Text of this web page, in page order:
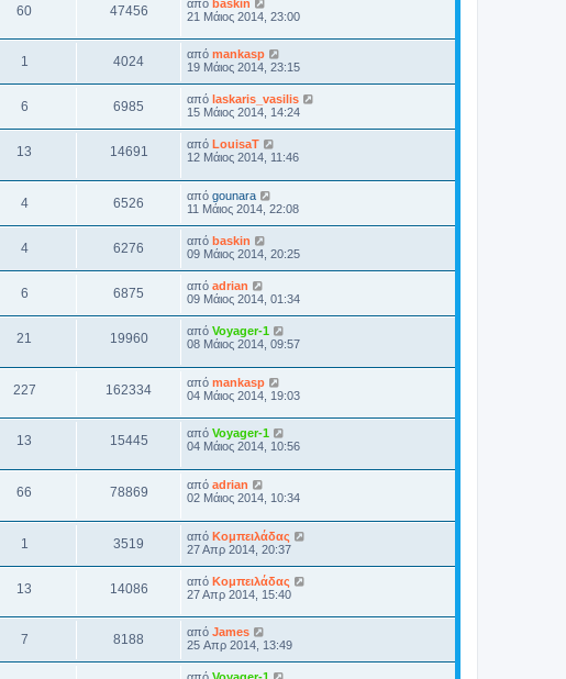
60 47456 από baskin
21 Μάιος 2014, 23:00
1 4024 από mankasp
19 Μάιος 2014, 23:15
6 6985 από laskaris_vasilis
15 Μάιος 2014, 14:24
13 14691 από LouisaT
12 Μάιος 2014, 11:46
4 6526 από gounara
11 Μάιος 2014, 22:08
4 6276 από baskin
09 Μάιος 2014, 20:25
6 6875 από adrian
09 Μάιος 2014, 01:34
21 19960 από Voyager-1
08 Μάιος 2014, 09:57
227 162334 από mankasp
04 Μάιος 2014, 19:03
13 15445 από Voyager-1
04 Μάιος 2014, 10:56
66 78869 από adrian
02 Μάιος 2014, 10:34
1 3519 από Κομπειλάδας
27 Απρ 2014, 20:37
13 14086 από Κομπειλάδας
27 Απρ 2014, 15:40
7 8188 από James
25 Απρ 2014, 13:49